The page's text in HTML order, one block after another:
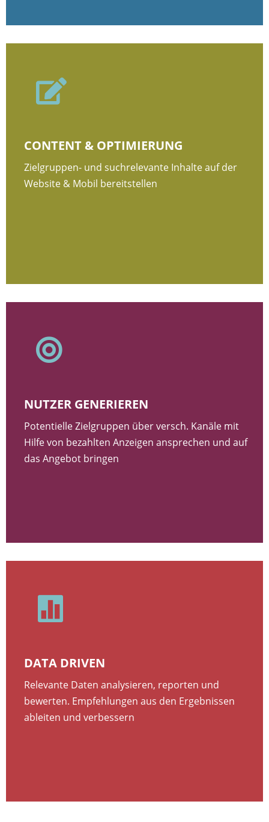

CONTENT & OPTIMIERUNG
Zielgruppen- und suchrelevante Inhalte auf der
Website & Mobil bereitstellen

NUTZER GENERIEREN
Potentielle Zielgruppen über versch. Kanäle mit
Hilfe von bezahlten Anzeigen ansprechen und auf
das Angebot bringen

DATA DRIVEN
Relevante Daten analysieren, reporten und
bewerten. Empfehlungen aus den Ergebnissen
ableiten und verbessern